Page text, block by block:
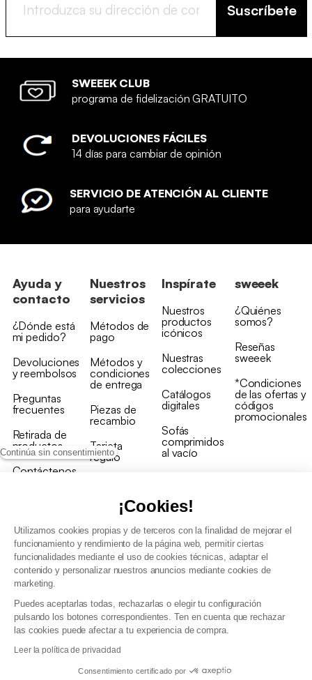
Continúa sin consentimiento
¡Cookies!
Utilizamos cookies propias y de terceros con la finalidad de mejorar el
funcionamiento y rendimiento de la página web, permitir ciertas
funcionalidades mediante el uso de cookies técnicas, adaptar el
contenido y personalizar nuestros anuncios mediante cookies de
marketing.
Puedes aceptarlas todas, rechazarlas o elegir tu configuración
pulsando los botones correspondientes. Ten en cuenta que rechazar
las cookies puede afectar a tu experiencia de compra.
Leer la política de privacidad
Consentimiento certificado por
Suscríbete
SWEEEK CLUB
programa de fidelización GRATUITO
DEVOLUCIONES FÁCILES
14 días para cambiar de opinión
SERVICIO DE ATENCIÓN AL CLIENTE
para ayudarte
Ayuda y
contacto
¿Dónde está
mi pedido?
Devoluciones
y reembolsos
Preguntas
frecuentes
Retirada de
productos
Contáctenos
Nuestros
servicios
Métodos de
pago
Métodos y
condiciones
de entrega
Piezas de
recambio
Tarjeta
regalo
Inspírate
Nuestros
productos
icónicos
Nuestras
colecciones
Catálogos
digitales
Sofás
comprimidos
al vacío
sweeek
¿Quiénes
somos?
Reseñas
sweeek
*Condiciones
de las ofertas y
códigos
promocionales
Política de gestión de datos personales y cookies
Condiciones generales de Venta Profesional
Declaración de accesibilidad